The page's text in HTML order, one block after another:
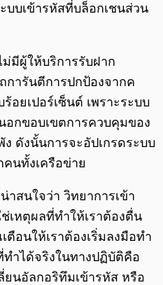
บบเข้ารหัสที่บล็อกเชนส่วน
มีผู้ให้บริการรับฝาก
การันตีการปกป้องจากค
ยเปอร์เซ็นต์ เพราะระบบ
อกขอบเขตการควบคุมของ
ดังนั้นการจะอัปเกรดระบบ
นทั้งเครือข่าย
าสนใจว่า วิทยาการเข้า
เหตุผลที่ทำให้เราต้องตื่น
นให้เราต้องเริ่มลงมือทำ
ำได้จริงในทางปฏิบัติคือ
ยนอัลกอริทึมเข้ารหัส หรือ